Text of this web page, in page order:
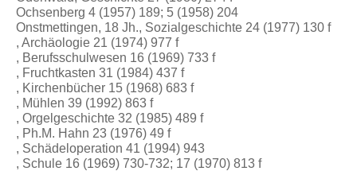
Ochsenberg 4 (1957) 189; 5 (1958) 204
Onstmettingen, 18 Jh., Sozialgeschichte 24 (1977) 130 f
, Archäologie 21 (1974) 977 f
, Berufsschulwesen 16 (1969) 733 f
, Fruchtkasten 31 (1984) 437 f
, Kirchenbücher 15 (1968) 683 f
, Mühlen 39 (1992) 863 f
, Orgelgeschichte 32 (1985) 489 f
, Ph.M. Hahn 23 (1976) 49 f
, Schädeloperation 41 (1994) 943
, Schule 16 (1969) 730-732; 17 (1970) 813 f